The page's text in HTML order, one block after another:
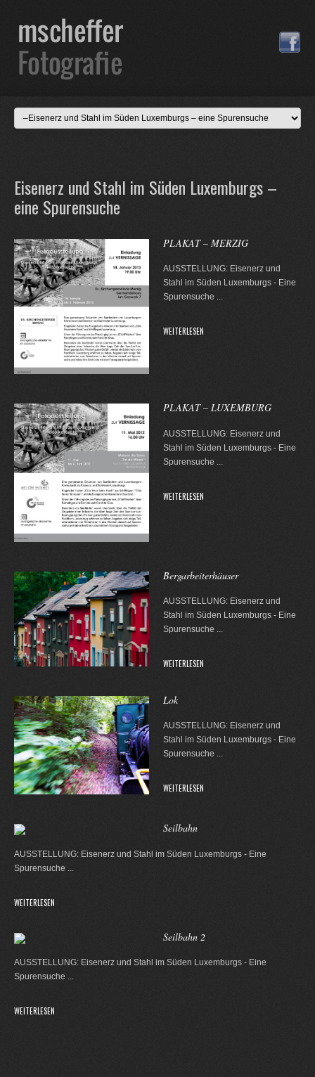
Eisenerz und Stahl im Süden Luxemburgs –
eine Spurensuche
PLAKAT – MERZIG
AUSSTELLUNG: Eisenerz und
Stahl im Süden Luxemburgs - Eine
Spurensuche ...
WEITERLESEN
PLAKAT – LUXEMBURG
AUSSTELLUNG: Eisenerz und
Stahl im Süden Luxemburgs - Eine
Spurensuche
WEITERLESEN
Bergarbeiterhäuser
AUSSTELLUNG: Eisenerz und
Stahl im Süden Luxemburgs - Eine
Spurensuche ...
WEITERLESEN
Lok
AUSSTELLUNG: Eisenerz und
Stahl im Süden Luxemburgs - Eine
Spurensuche ...
WEITERLESEN
Seilbahn
AUSSTELLUNG: Eisenerz und Stahl im Süden Luxemburgs - Eine
Spurensuche
WEITERLESEN
Seilbahn 2
AUSSTELLUNG: Eisenerz und Stahl im Süden Luxemburgs - Eine
Spurensuche
WEITERLESEN